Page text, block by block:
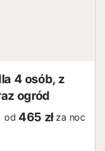
4 osób, z
ogród
od 465 zł za noc